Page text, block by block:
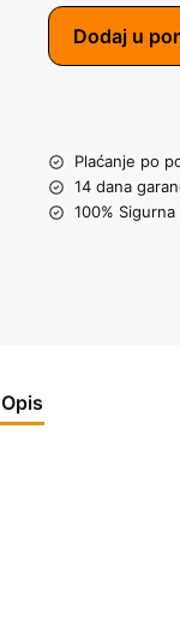
Dodaj u
Plaćanje po
14 dana
100%
Opis